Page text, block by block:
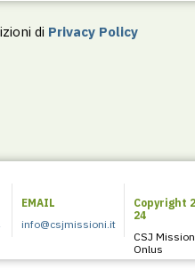
di Privacy Policy
EMAIL
info@csjmissioni.it
Copyright
24
CSJ
Onlus